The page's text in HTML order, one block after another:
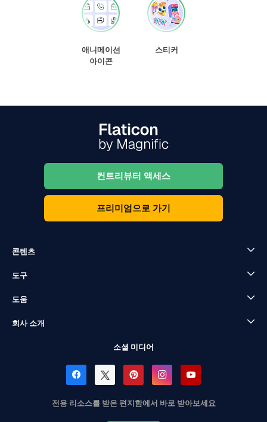
애니메이션
아이콘
스티커
컨트리뷰터 액세스
프리미엄으로 가기
콘텐츠
도구
도움
회사 소개
소셜 미디어
전용 리소스를 받은 편지함에서 바로 받아보세요